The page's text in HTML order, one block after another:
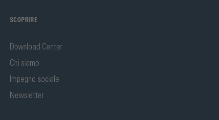
SCOPRIRE
Download Center
Chi siamo
Impegno sociale
Newsletter